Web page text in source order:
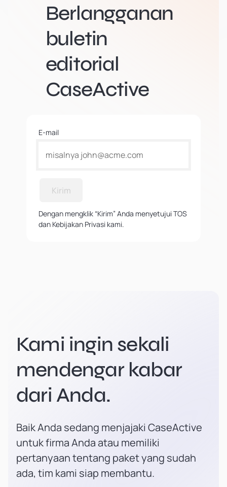
Berlangganan
buletin
editorial
CaseActive
E-mail
Kirim
Dengan mengklik “Kirim” Anda menyetujui TOS
dan Kebijakan Privasi kami.
Kami ingin sekali
mendengar kabar
dari Anda.
Baik Anda sedang menjajaki CaseActive
untuk firma Anda atau memiliki
pertanyaan tentang paket yang sudah
ada, tim kami siap membantu.